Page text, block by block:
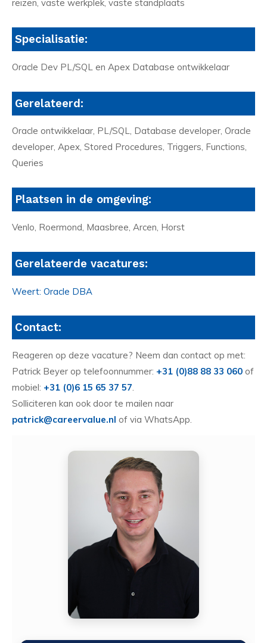
reizen, vaste werkplek, vaste standplaats
Specialisatie:
Oracle Dev PL/SQL en Apex Database ontwikkelaar
Gerelateerd:
Oracle ontwikkelaar, PL/SQL, Database developer, Oracle
developer, Apex, Stored Procedures, Triggers, Functions,
Queries
Plaatsen in de omgeving:
Venlo, Roermond, Maasbree, Arcen, Horst
Gerelateerde vacatures:
Weert: Oracle DBA
Contact:
Reageren op deze vacature? Neem dan contact op met:
Patrick Beyer op telefoonnummer: +31 (0)88 88 33 060 of
mobiel: +31 (0)6 15 65 37 57.
Solliciteren kan ook door te mailen naar
patrick@careervalue.nl of via WhatsApp.